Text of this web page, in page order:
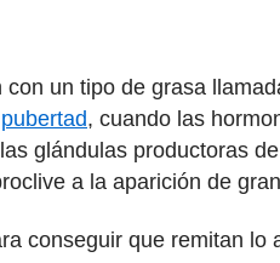
un tipo de grasa
pubertad, cuando las
glándulas productoras
a la aparición de
conseguir que remitan lo